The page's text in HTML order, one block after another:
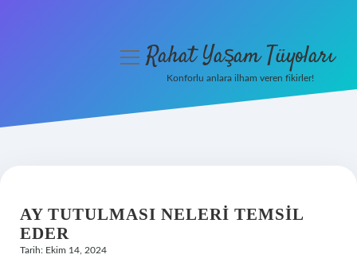
Hakkımızda
menüyüRahat Yaşam Tüyoları
Konforlu anlara ilham veren fikirler!
AY TUTULMASI NELERI TEMSIL
EDER
Tarih: Ekim 14, 2024